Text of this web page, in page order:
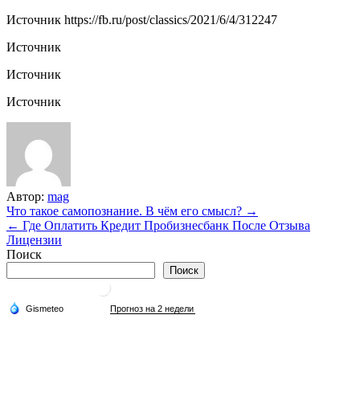
Источник https://fb.ru/post/classics/2021/6/4/312247
Источник
Источник
Источник
Автор: mag
Навигация
по
записям
Что такое самопознание. В чём его смысл? →
← Где Оплатить Кредит Пробизнесбанк После Отзыва
Лицензии
Поиск
Поиск